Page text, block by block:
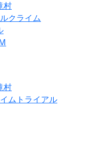
村
クライム
村
ムトライアル